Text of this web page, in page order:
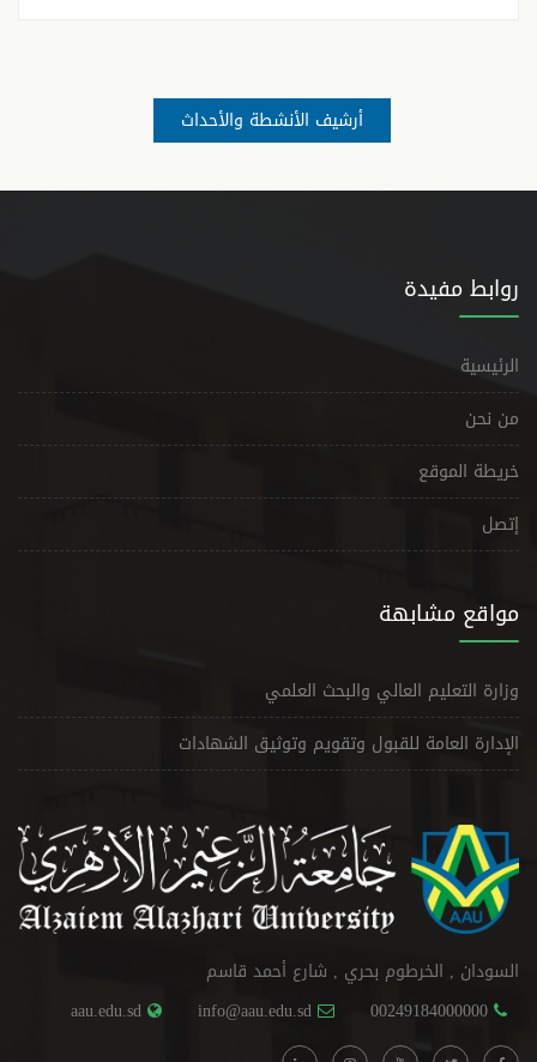
أرشيف الأنشطة والأحداث
روابط مفيدة
الرئيسية
من نحن
خريطة الموقع
إتصل
مواقع مشابهة
وزارة التعليم العالي والبحث العلمي
الإدارة العامة للقبول وتقويم وتوثيق الشهادات
السودان , الخرطوم بحري , شارع أحمد قاسم
00249184000000
info@aau.edu.sd
aau.edu.sd